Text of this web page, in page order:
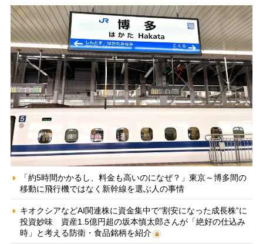
「約5時間かかるし、料金も高いのになぜ？」東京～博多間の
移動に飛行機ではなく新幹線を選ぶ人の事情
キオクシアなどAI関連株に資金集中で“割安になった成長株”に
投資妙味 資産1.5億円超の坂本慎太郎さんが「絶好の仕込み
時」と考える防衛・食品銘柄を紹介